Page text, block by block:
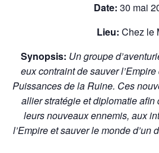
Date: 30 mai
Lieu: Chez le
Synopsis: Un groupe
eux contraint de sauver
Puissances de la Ruine. Ces
allier stratégie et diplomatie afin
leurs nouveaux ennemis, aux
l’Empire et sauver le monde d’un